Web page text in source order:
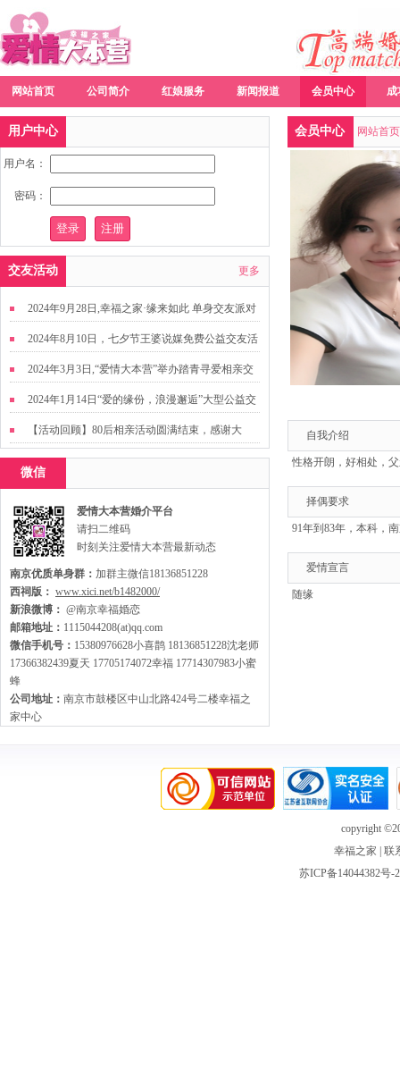
网站首页 公司简介 红娘服务 新闻报道 会员中心 成
会员中心 网站首页
自我介绍
性格开朗，好相处，
择偶要求
91年到83年，本科，
爱情宣言
随缘
用户中心
用户名：
密码：
交友活动 更多
2024年9月28日,幸福之家·缘来如此 单身交友派对
2024年8月10日，七夕节王婆说媒免费公益交友活
动
2024年3月3日,“爱情大本营”举办踏青寻爱相亲交
友活动
2024年1月14日“爱的缘份，浪漫邂逅”大型公益交
友活动
【活动回顾】80后相亲活动圆满结束，感谢大
家，走出来才有机会扩大缘分哦~
微信
爱情大本营婚介平台
请扫二维码
时刻关注爱情大本营最新动态
南京优质单身群： 加群主微信18136851228
西祠版： www.xici.net/b1482000/
新浪微博： @南京幸福婚恋
邮箱地址： 1115044208(at)qq.com
微信手机号： 15380976628小喜鹊 18136851228沈老师
17366382439夏天 17705174072幸福 17714307983小蜜
蜂
公司地址： 南京市鼓楼区中山北路424号二楼幸福之
家中心
copyright
幸福之家
联
苏ICP备14044382号-2